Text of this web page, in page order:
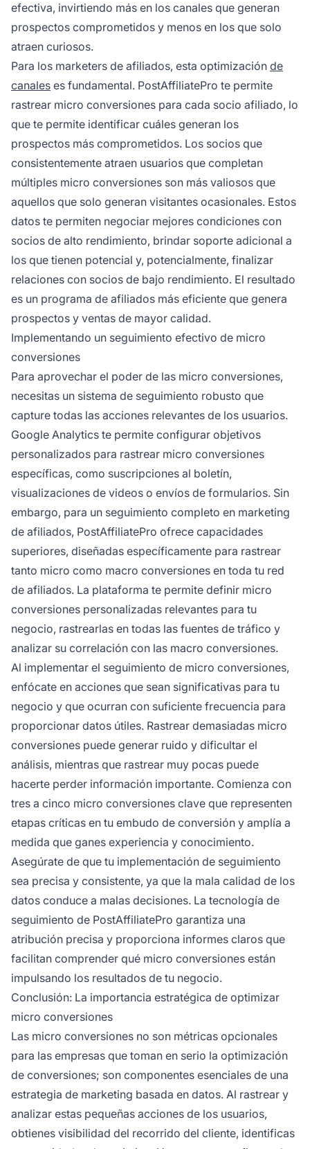
efectiva, invirtiendo más en los canales que generan
prospectos comprometidos y menos en los que solo
atraen curiosos.
Para los marketers de afiliados, esta optimización de
canales es fundamental. PostAffiliatePro te permite
rastrear micro conversiones para cada socio afiliado, lo
que te permite identificar cuáles generan los
prospectos más comprometidos. Los socios que
consistentemente atraen usuarios que completan
múltiples micro conversiones son más valiosos que
aquellos que solo generan visitantes ocasionales. Estos
datos te permiten negociar mejores condiciones con
socios de alto rendimiento, brindar soporte adicional a
los que tienen potencial y, potencialmente, finalizar
relaciones con socios de bajo rendimiento. El resultado
es un programa de afiliados más eficiente que genera
prospectos y ventas de mayor calidad.
Implementando un seguimiento efectivo de micro
conversiones
Para aprovechar el poder de las micro conversiones,
necesitas un sistema de seguimiento robusto que
capture todas las acciones relevantes de los usuarios.
Google Analytics te permite configurar objetivos
personalizados para rastrear micro conversiones
específicas, como suscripciones al boletín,
visualizaciones de videos o envíos de formularios. Sin
embargo, para un seguimiento completo en marketing
de afiliados, PostAffiliatePro ofrece capacidades
superiores, diseñadas específicamente para rastrear
tanto micro como macro conversiones en toda tu red
de afiliados. La plataforma te permite definir micro
conversiones personalizadas relevantes para tu
negocio, rastrearlas en todas las fuentes de tráfico y
analizar su correlación con las macro conversiones.
Al implementar el seguimiento de micro conversiones,
enfócate en acciones que sean significativas para tu
negocio y que ocurran con suficiente frecuencia para
proporcionar datos útiles. Rastrear demasiadas micro
conversiones puede generar ruido y dificultar el
análisis, mientras que rastrear muy pocas puede
hacerte perder información importante. Comienza con
tres a cinco micro conversiones clave que representen
etapas críticas en tu embudo de conversión y amplía a
medida que ganes experiencia y conocimiento.
Asegúrate de que tu implementación de seguimiento
sea precisa y consistente, ya que la mala calidad de los
datos conduce a malas decisiones. La tecnología de
seguimiento de PostAffiliatePro garantiza una
atribución precisa y proporciona informes claros que
facilitan comprender qué micro conversiones están
impulsando los resultados de tu negocio.
Conclusión: La importancia estratégica de optimizar
micro conversiones
Las micro conversiones no son métricas opcionales
para las empresas que toman en serio la optimización
de conversiones; son componentes esenciales de una
estrategia de marketing basada en datos. Al rastrear y
analizar estas pequeñas acciones de los usuarios,
obtienes visibilidad del recorrido del cliente, identificas